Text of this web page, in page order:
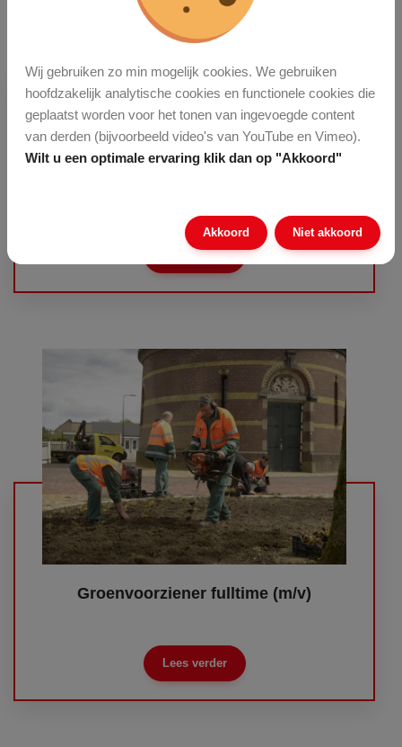
Wij gebruiken zo min mogelijk cookies. We gebruiken
hoofdzakelijk analytische cookies en functionele cookies die
geplaatst worden voor het tonen van ingevoegde content
van derden (bijvoorbeeld video's van YouTube en Vimeo).
Wilt u een optimale ervaring klik dan op "Akkoord"
Akkoord Niet akkoord
Lees verder
Groenvoorziener fulltime (m/v)
Lees verder